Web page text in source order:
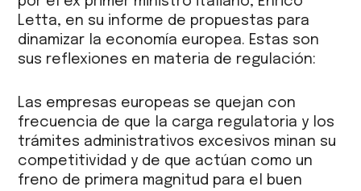
Letta, en su informe de propuestas para
dinamizar la economía europea. Estas son
sus reflexiones en materia de regulación:
Las empresas europeas se quejan con
frecuencia de que la carga regulatoria y los
trámites administrativos excesivos minan su
competitividad y de que actúan como un
freno de primera magnitud para el buen